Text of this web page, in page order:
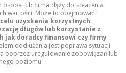
osoba lub firma dąży do spłacenia
wartości. Może to obejmować:
uzyskania korzystnych
długów lub korzystanie z
jak doradcy finansowi czy firmy
oddłużania jest poprawa sytuacji
poprzez uregulowanie zobowiązań lub
poziomu.